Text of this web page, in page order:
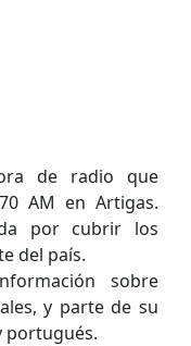
de radio que
AM en Artigas.
por cubrir los
del país.
sobre
y parte de su
portugués.